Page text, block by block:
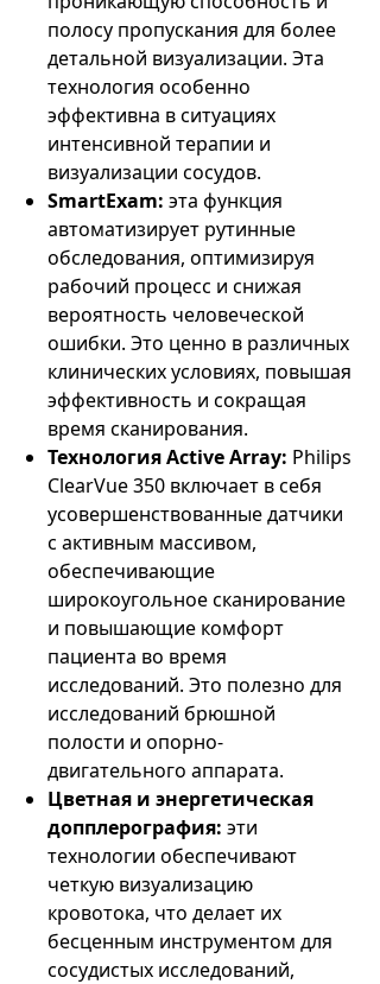
полосу пропускания для более
детальной визуализации. Эта
технология особенно
эффективна в ситуациях
интенсивной терапии и
визуализации сосудов.
SmartExam: эта функция
автоматизирует рутинные
обследования, оптимизируя
рабочий процесс и снижая
вероятность человеческой
ошибки. Это ценно в различных
клинических условиях, повышая
эффективность и сокращая
время сканирования.
Технология Active Array: Philips
ClearVue 350 включает в себя
усовершенствованные датчики
с активным массивом,
обеспечивающие
широкоугольное сканирование
и повышающие комфорт
пациента во время
исследований. Это полезно для
исследований брюшной
полости и опорно-
двигательного аппарата.
Цветная и энергетическая
допплерография: эти
технологии обеспечивают
четкую визуализацию
кровотока, что делает их
бесценным инструментом для
сосудистых исследований,